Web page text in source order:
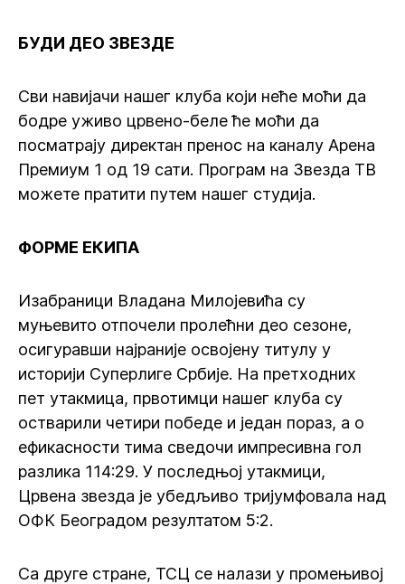
БУДИ ДЕО ЗВЕЗДЕ
Сви навијачи нашег клуба који неће моћи да
бодре уживо црвено-беле ће моћи да
посматрају директан пренос на каналу Арена
Премиум 1 од 19 сати. Програм на Звезда ТВ
можете пратити путем нашег студија.
ФОРМЕ ЕКИПА
Изабраници Владана Милојевића су
муњевито отпочели пролећни део сезоне,
осигуравши најраније освојену титулу у
историји Суперлиге Србије. На претходних
пет утакмица, првотимци нашег клуба су
остварили четири победе и један пораз, а о
ефикасности тима сведочи импресивна гол
разлика 114:29. У последњој утакмици,
Црвена звезда је убедљиво тријумфовала над
ОФК Београдом резултатом 5:2.
Са друге стране, ТСЦ се налази у промењивој